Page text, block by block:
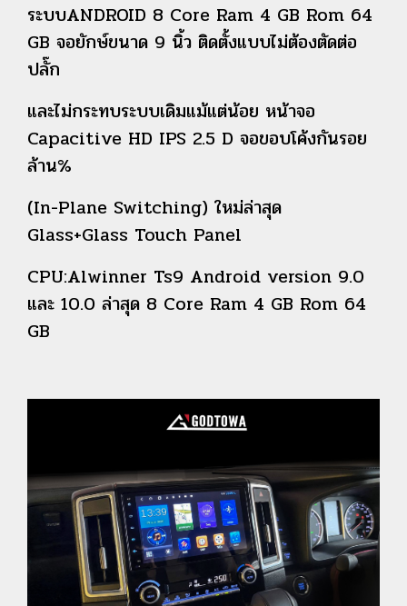
ระบบANDROID 8 Core Ram 4 GB Rom 64
GB จอยักษ์ขนาด 9 นิ้ว ติดตั้งแบบไม่ต้องตัดต่อ
ปลั๊ก
และไม่กระทบระบบเดิมแม้แต่น้อย หน้าจอ
Capacitive HD IPS 2.5 D จอขอบโค้งกันรอย
ล้าน%
(In-Plane Switching) ใหม่ล่าสุด
Glass+Glass Touch Panel
CPU:Alwinner Ts9 Android version 9.0
และ 10.0 ล่าสุด 8 Core Ram 4 GB Rom 64
GB